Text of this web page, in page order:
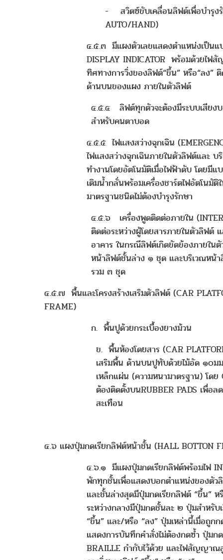
- สวิตซ์ขับเคลื่อนลิฟต์เพื่อบำรุง
AUTO/HAND)
๔.๕.๓ มีแผงตัวเลขแสดงตำแหน่งเป็นแ
DISPLAY INDICATOR พร้อมด้วยไ
ทิศทางการวิ่งของลิฟต์“ขึ้น” หรือ“ลง”
ด้านบนของแผง ภายในตัวลิฟต์
๔.๕.๔ ลิฟต์ทุกตัวจะต้องมีระบบเสียง
สำหรับคนตาบอด
๔.๕.๕ ไฟแสงสว่างฉุกเฉิน
ไฟแสงสว่างฉุกเฉินภายในตัวลิฟต์และ บ
ทำงานโดยอัตโนมัติเมื่อไฟฟ้าดับ โดยมีแ
เติมน้ำกลั่นพร้อมเครื่องชาร์ตไฟอัตโนมัติ
มาตรฐานชนิดไม่ต้องบำรุงรักษา
๔.๕.๖ เครื่องพูดติดต่อภายใน
ติดต่อระหว่างผู้โดยสารภายในตัวลิฟต์
อาคาร ในกรณีลิฟต์เกิดขัดข้องภายใน
หน้าลิฟต์ชั้นล่าง ๑ ชุด และบริเวณหน้
รวม ๓ ชุด
๔.๕.๗ พื้นและโครงสร้างเสริมตัวลิฟต์ (CAR
FRAME)
ก. พื้นปูด้วยกระเบื้องยางม้วน
ข. พื้นห้องโดยสาร (CAR
เสริมพื้น ด้านบนปูทับด้วยไม้อัด ๑๐ม
เหล็กแผ่น (ความหนามาตรฐาน) โดย
ต้องติดตั้งบนRUBBER PADS เพื่อล
สะเทือน
๔.๖ แผงปุ่มกดเรียกลิฟต์หน้าชั้น (HALL BOTTON
๔.๖.๑ มีแผงปุ่มกดเรียกลิฟต์พร้อมไฟ
พักทุกชั้นเพื่อแสดงบอกตำแหน่งของตัว
และชั้นล่างสุดมีปุ่มกดเรียกลิฟต์ “ขึ้น” ห
ระหว่างกลางมีปุ่มกดชั้นละ ๒ ปุ่มสำหรับ
“ขึ้น” และ/หรือ “ลง” ปุ่มเหล่านี้เมื่อถูกก
แสดงการบันทึกคำสั่งไม่ต้องกดซ้ำ ปุ่มก
BRAILLE กำกับไว้ด้วย และไฟสัญญา